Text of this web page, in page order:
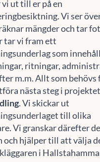
ut till er på en
Vi ser
mängder och tar
tar vi fram ett
som
ritningar,
m.m. Allt som behövs
nästa steg i
. Vi skickar ut
till olika
Vi granskar därefter
och hjälper till att välja
i